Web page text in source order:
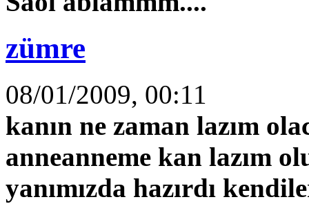
zümre
08/01/2009, 00:11
kanın ne zaman lazım
anneanneme kan lazım
yanımızda hazırdı